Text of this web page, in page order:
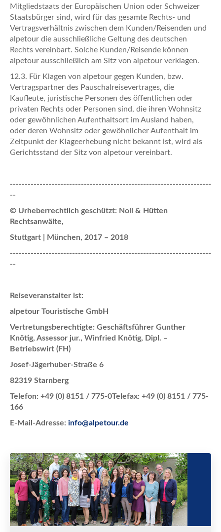
Mitgliedstaats der Europäischen Union oder Schweizer
Staatsbürger sind, wird für das gesamte Rechts- und
Vertragsverhältnis zwischen dem Kunden/Reisenden und
alpetour die ausschließliche Geltung des deutschen
Rechts vereinbart. Solche Kunden/Reisende können
alpetour ausschließlich am Sitz von alpetour verklagen.
12.3. Für Klagen von alpetour gegen Kunden, bzw.
Vertragspartner des Pauschalreisevertrages, die
Kaufleute, juristische Personen des öffentlichen oder
privaten Rechts oder Personen sind, die ihren Wohnsitz
oder gewöhnlichen Aufenthaltsort im Ausland haben,
oder deren Wohnsitz oder gewöhnlicher Aufenthalt im
Zeitpunkt der Klageerhebung nicht bekannt ist, wird als
Gerichtsstand der Sitz von alpetour vereinbart.
--------------------------------------------------------------------
--
© Urheberrechtlich geschützt: Noll & Hütten
Rechtsanwälte,
Stuttgart | München, 2017 – 2018
--------------------------------------------------------------------
--
Reiseveranstalter ist:
alpetour Touristische GmbH
Vertretungsberechtigte: Geschäftsführer Gunther
Knötig, Assessor jur., Winfried Knötig, Dipl. –
Betriebswirt (FH)
Josef-Jägerhuber-Straße 6
82319 Starnberg
Telefon: +49 (0) 8151 / 775-0Telefax: +49 (0) 8151 / 775-
166
E-Mail-Adresse: info@alpetour.de